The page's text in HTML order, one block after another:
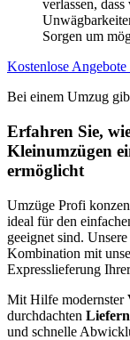
verlassen,
Sorgen um
Kostenlose Angebote
Bei einem Umzug
Erfahren Sie,
Kleinumzügen
ermöglicht
Umzüge Profi
ideal für den
geeignet sind.
Kombination mit
Expresslieferung
Mit Hilfe modernster
durchdachten
und schnelle